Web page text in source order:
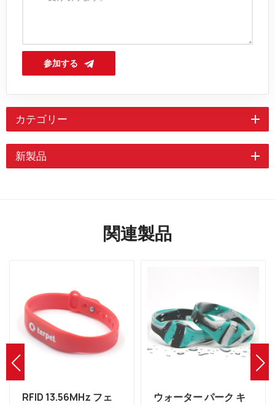
参加する
カテゴリー
新製品
関連製品
RFID 13.56MHz フェ ウォーター パーク キ